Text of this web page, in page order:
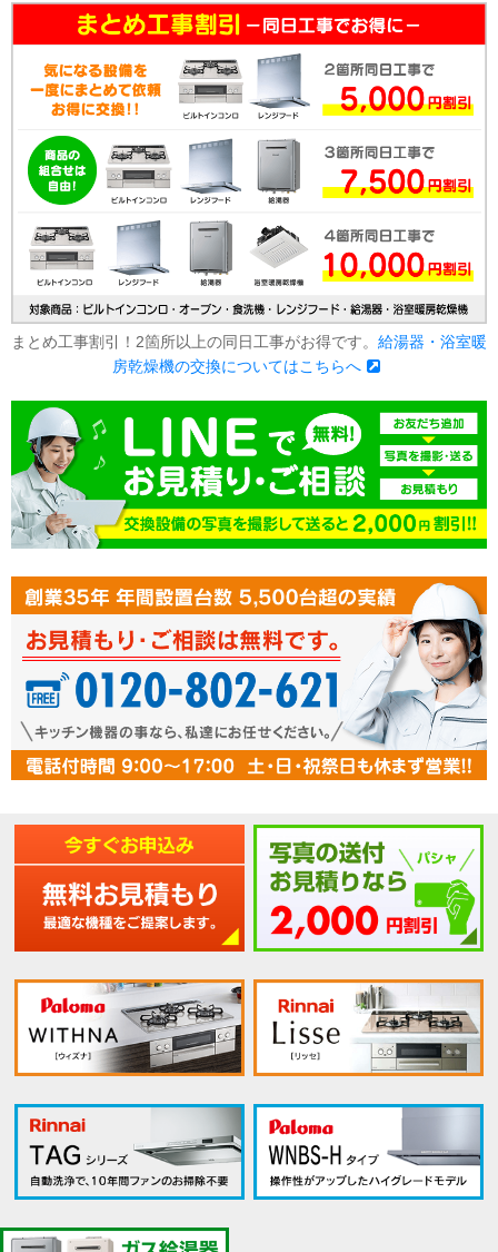
まとめ工事割引！2箇所以上の同日工事がお得です。 給湯器・浴室暖
房乾燥機の交換についてはこちらへ